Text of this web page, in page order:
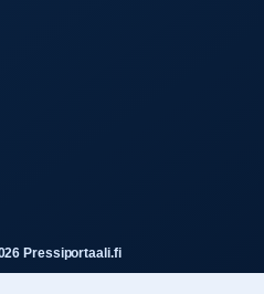
Pressiportaali.fi